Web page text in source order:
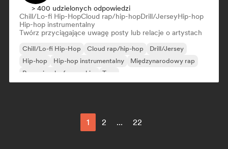
> 400 udzielonych odpowiedzi
Chill/Lo-fi Hip-HopCloud rap/hip-hopDrill/JerseyHip-hop
Hip-hop instrumentalny
Twórz przyciągające uwagę posty lub relacje o artystach
Chill/Lo-fi Hip-Hop Cloud rap/hip-hop
Drill/Jersey
Hip-hop
Hip-hop instrumentalny
Międzynarodowy rap
Rap w języku francuskim
Trap
1 2 ... 22